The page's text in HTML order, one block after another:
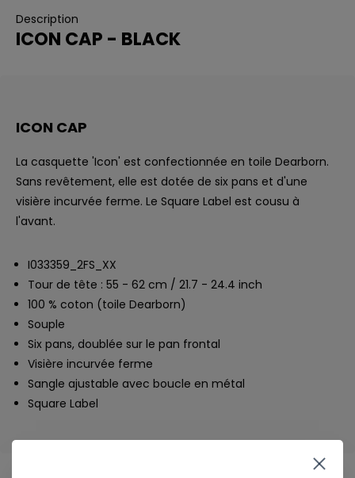
Description
ICON CAP - BLACK
ICON CAP
La casquette 'Icon' est confectionnée en toile Dearborn.
Sans revêtement, elle est dotée de six pans et d'une
visière incurvée ferme. Le Square Label est cousu à
l'avant.
I033359_2FS_XX
Tour de tête : 55 - 62 cm / 21.7 - 24.4 inch
100 % coton (toile Dearborn)
Souple
Six pans, doublée sur le pan frontal
Visière incurvée ferme
Sangle ajustable avec boucle en métal
Square Label